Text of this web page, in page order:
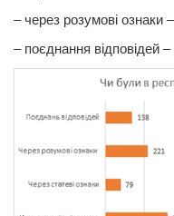
– через розумові ознаки
– поєднання відповідей –